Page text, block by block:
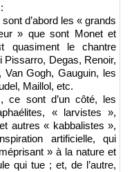
d’abord les « grands
» que sont Monet et
quasiment le chantre
Degas, Renoir,
Van Gogh, Gauguin, les
Maillol, etc.
ce sont d’un côté, les
« larvistes »,
autres « kabbalistes »,
artificielle, qui
» à la nature et
qui tue ; et, de l’autre,